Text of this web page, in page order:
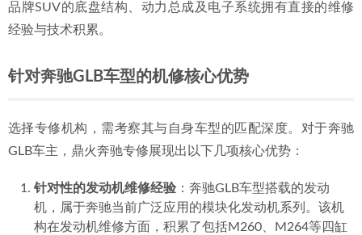
品牌SUV的底盘结构、动力总成及电子系统拥有直接的维修
经验与技术积累。
针对奔驰GLB车型的机修核心优势
选择专修机构，需考察其与自身车型的匹配深度。对于奔驰
GLB车主，鼎火奔驰专修展现出以下几项核心优势：
针对性的发动机维修经验 ：奔驰GLB车型搭载的发动
机，属于奔驰当前广泛应用的模块化发动机系列。该机
构在发动机维修方面，积累了包括M260、M264等四缸